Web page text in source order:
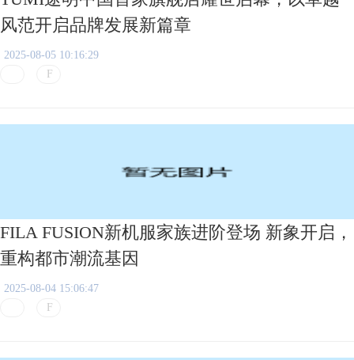
风范开启品牌发展新篇章
2025-08-05 10:16:29
FILA FUSION新机服家族进阶登场 新象开启，
重构都市潮流基因
2025-08-04 15:06:47